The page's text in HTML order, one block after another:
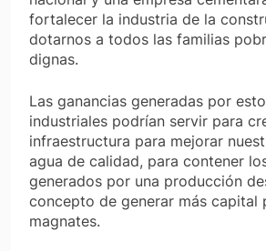
fortalecer la industria de la
dotarnos a todos las familias
dignas.
Las ganancias generadas por
industriales podrían servir para
infraestructura para mejorar
agua de calidad, para contener
generados por una producción
concepto de generar más capital
magnates.